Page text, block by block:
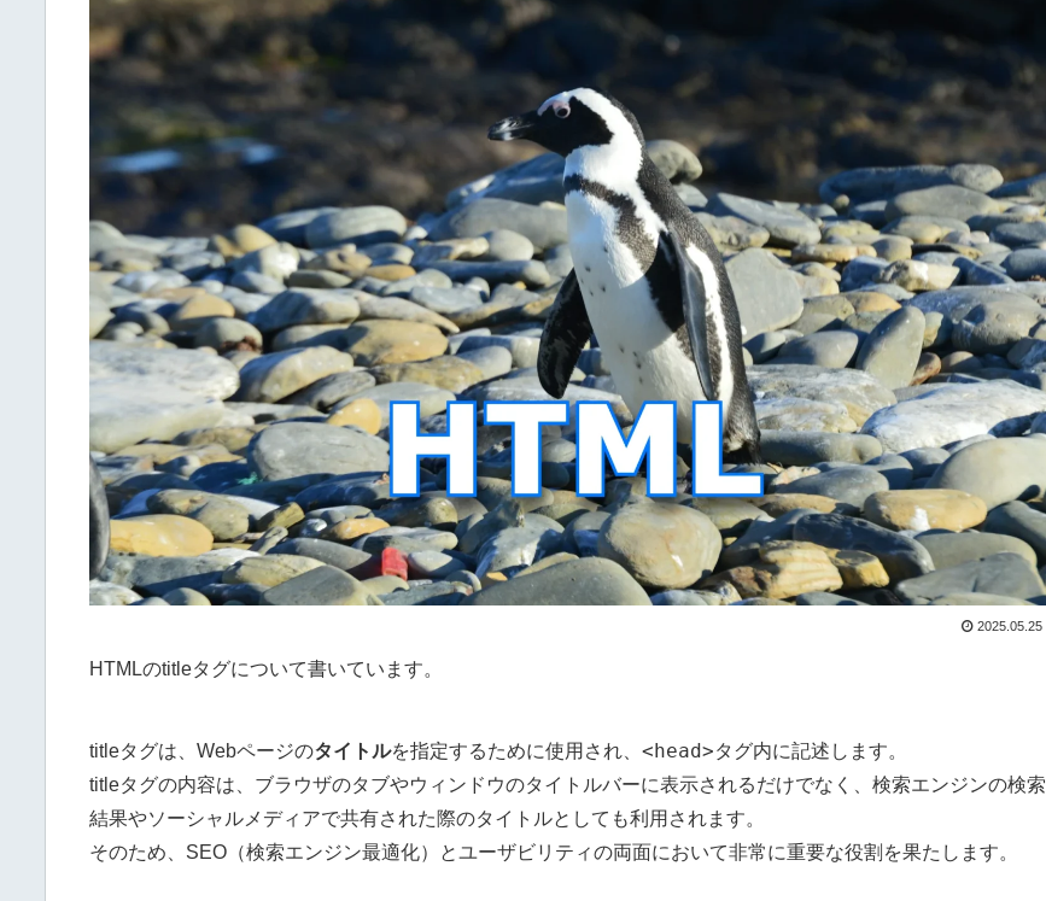
2025.05.25
HTMLのtitleタグについて書いています。
titleタグは、Webページのタイトルを指定するために使用され、 <head>タグ内に記述します。
titleタグの内容は、ブラウザのタブやウィンドウのタイトルバーに表示されるだけでなく、検索エンジンの検索
結果やソーシャルメディアで共有された際のタイトルとしても利用されます。
そのため、SEO（検索エンジン最適化）とユーザビリティの両面において非常に重要な役割を果たします。